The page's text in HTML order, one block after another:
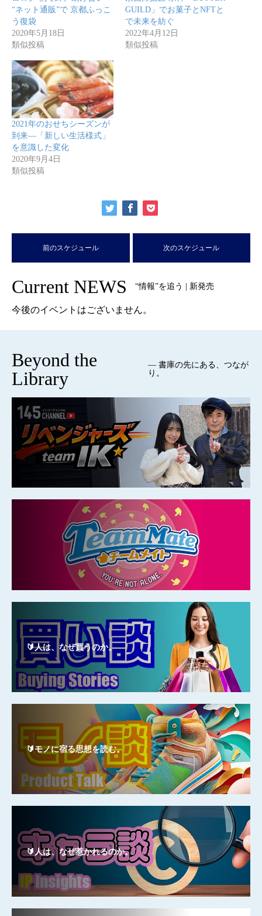
“ネット通販”で 京都ふっこ
う復袋
2020年5月18日
類似投稿
GUILD」でお菓子とNFTと
で未来を紡ぐ
2022年4月12日
類似投稿
2021年のおせちシーズンが
到来—「新しい生活様式」
を意識した変化
2020年9月4日
類似投稿
前のスケジュール 次のスケジュール
Current NEWS “情報”を追う | 新発売
今後のイベントはございません。
Beyond the
Library
— 書庫の先にある、つなが
り。
🔰人は、なぜ買うのか。
🔰モノに宿る思想を読む。
🔰人は、なぜ惹かれるのか。